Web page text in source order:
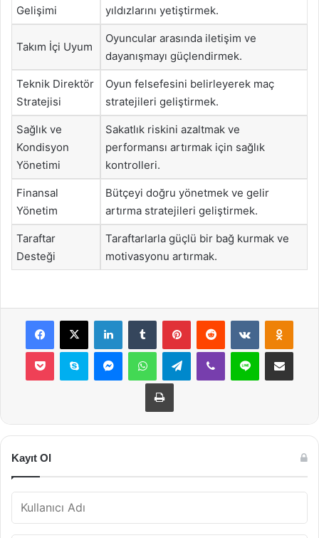
Gelişimi
yıldızlarını yetiştirmek.
Takım İçi Uyum
Oyuncular arasında iletişim ve
dayanışmayı güçlendirmek.
Teknik Direktör
Stratejisi
Oyun felsefesini belirleyerek maç
stratejileri geliştirmek.
Sağlık ve
Kondisyon
Yönetimi
Sakatlık riskini azaltmak ve
performansı artırmak için sağlık
kontrolleri.
Finansal
Yönetim
Bütçeyi doğru yönetmek ve gelir
artırma stratejileri geliştirmek.
Taraftar
Desteği
Taraftarlarla güçlü bir bağ kurmak ve
motivasyonu artırmak.
Facebook
X LinkedInTumblr PinterestReddit VKontakte
Pocket Skype MessengerWhatsAppTelegramViber Line E-Posta ile
Yazdır
Kayıt Ol